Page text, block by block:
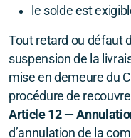
le solde est
Tout retard ou défaut
suspension de la
mise en demeure du
procédure de
Article 12 —
d’annulation de la